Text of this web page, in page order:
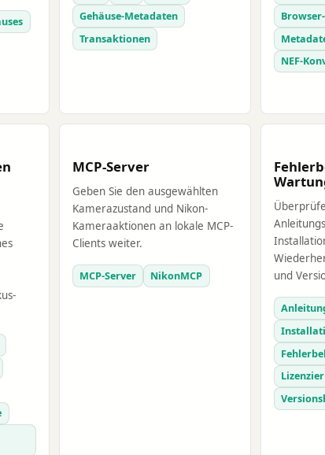
Gehäuse-Metadaten
Transaktionen
NEF-
MCP-Server
Geben Sie den ausgewählten
Kamerazustand und Nikon-
Kameraaktionen an lokale MCP-
Clients weiter.
MCP-Server NikonMCP
und